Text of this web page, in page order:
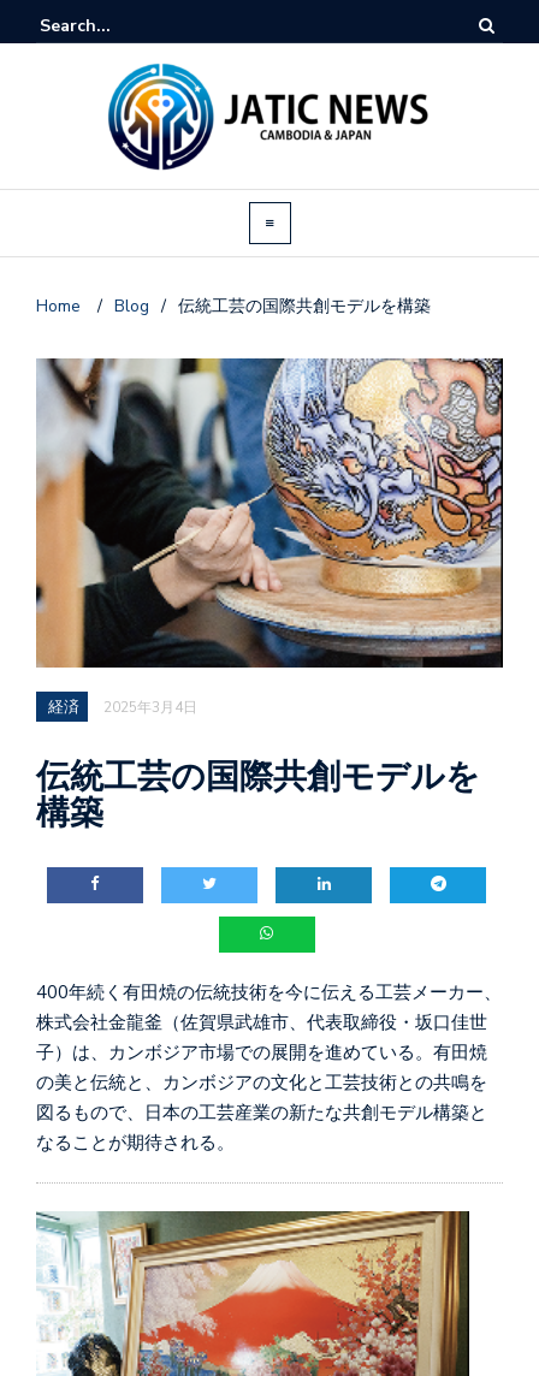
Home / Blog / 伝統工芸の国際共創モデルを構築
経済 2025年3月4日
伝統工芸の国際共創モデルを
構築
400年続く有田焼の伝統技術を今に伝える工芸メーカー、
株式会社金龍釜（佐賀県武雄市、代表取締役・坂口佳世
子）は、カンボジア市場での展開を進めている。有田焼
の美と伝統と、カンボジアの文化と工芸技術との共鳴を
図るもので、日本の工芸産業の新たな共創モデル構築と
なることが期待される。